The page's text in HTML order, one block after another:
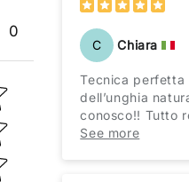
0
C Chiara
Tecnica perfetta
dell’unghia
conosco!! Tutto
dettaglio ♥️
See more